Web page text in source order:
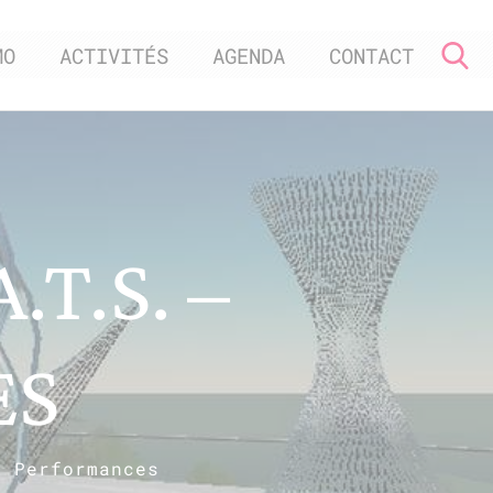
ACTIVITÉS AGENDA CONTACT
–